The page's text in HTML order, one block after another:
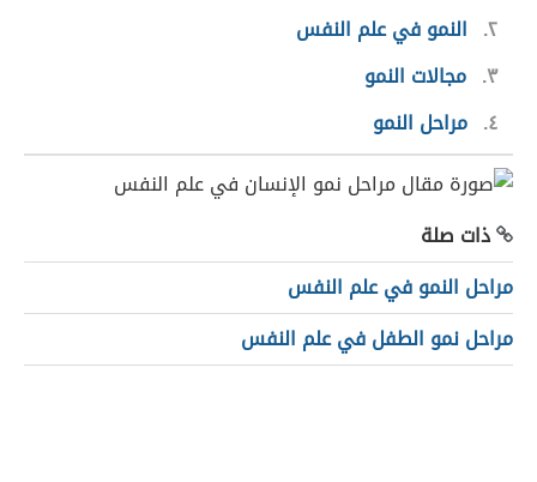
٢ النمو في علم النفس
٣ مجالات النمو
٤ مراحل النمو
ذات صلة
مراحل النمو في علم النفس
مراحل نمو الطفل في علم النفس